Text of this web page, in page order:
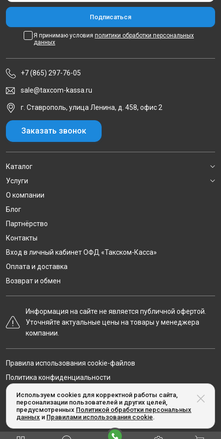
Используем cookies для корректной работы сайта,
персонализации пользователей и других целей,
предусмотренных Политикой обработки персональных
данных и Правилами использования cookie.
Я принимаю условия политики обработки персональных
данных
+7 (865) 297-76-05
sale@taxcom-kassa.ru
г. Ставрополь, улица Ленина, д. 458, офис 2
Заказать звонок
Каталог
Услуги
О компании
Блог
Партнёрство
Контакты
Вход в личный кабинет ОФД «Такском-Касса»
Оплата и доставка
Возврат и обмен
Информация на сайте не является публичной офертой.
Уточняйте актуальные цены на товары у менеджера
компании.
© Taxcom-kassa.ru, 2020-2026
Правила использования cookie-файлов
Политика конфиденциальности
Карта сайта